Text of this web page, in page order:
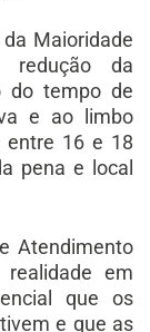
Maioridade
redução da
do tempo de
e ao limbo
entre 16 e 18
pena e local
Atendimento
realidade em
que os
e que as